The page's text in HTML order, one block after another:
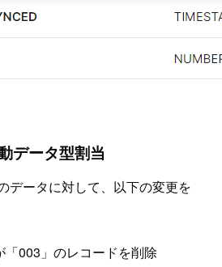
データ型割当
データに対して、以下の変更を
「003」のレコードを削除